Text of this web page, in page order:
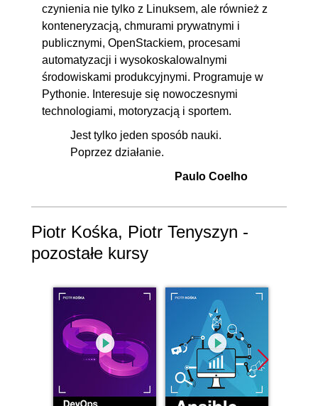
czynienia nie tylko z Linuksem, ale również z
konteneryzacją, chmurami prywatnymi i
publicznymi, OpenStackiem, procesami
automatyzacji i wysokoskalowalnymi
środowiskami produkcyjnymi. Programuje w
Pythonie. Interesuje się nowoczesnymi
technologiami, motoryzacją i sportem.
Jest tylko jeden sposób nauki.
Poprzez działanie.
Paulo Coelho
Piotr Kośka, Piotr Tenyszyn -
pozostałe kursy